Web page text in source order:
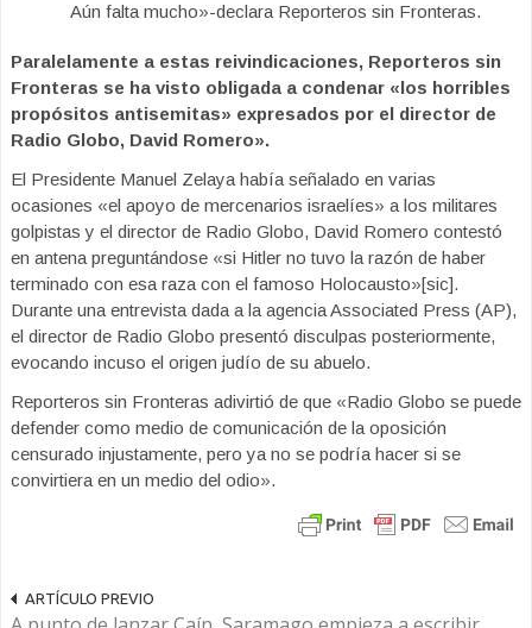
Aún falta mucho»-declara Reporteros sin Fronteras.
Paralelamente a estas reivindicaciones, Reporteros sin
Fronteras se ha visto obligada a condenar «los horribles
propósitos antisemitas» expresados por el director de
Radio Globo, David Romero».
El Presidente Manuel Zelaya había señalado en varias
ocasiones «el apoyo de mercenarios israelíes» a los militares
golpistas y el director de Radio Globo, David Romero contestó
en antena preguntándose «si Hitler no tuvo la razón de haber
terminado con esa raza con el famoso Holocausto»[sic].
Durante una entrevista dada a la agencia Associated Press (AP),
el director de Radio Globo presentó disculpas posteriormente,
evocando incuso el origen judío de su abuelo.
Reporteros sin Fronteras adivirtió de que «Radio Globo se puede
defender como medio de comunicación de la oposición
censurado injustamente, pero ya no se podría hacer si se
convirtiera en un medio del odio».
ARTÍCULO PREVIO